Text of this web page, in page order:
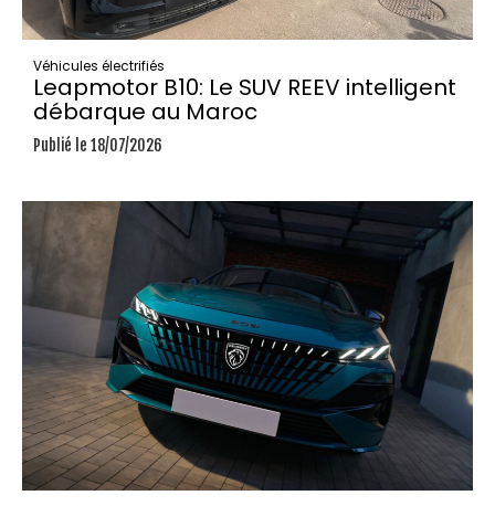
Véhicules électrifiés
Leapmotor B10: Le SUV REEV intelligent
débarque au Maroc
Publié le 18/07/2026